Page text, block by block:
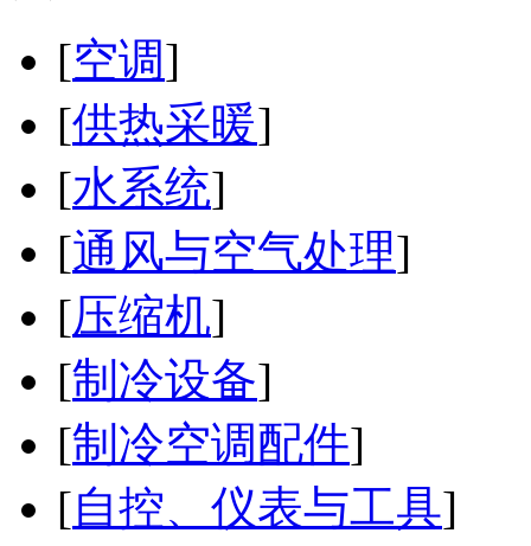
[空调]
[供热采暖]
[水系统]
[通风与空气处理]
[压缩机]
[制冷设备]
[制冷空调配件]
[自控、仪表与工具]